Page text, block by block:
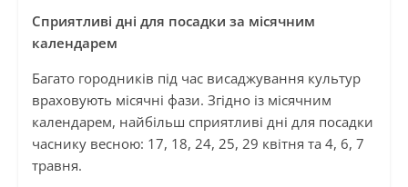
Сприятливі дні для посадки за місячним
календарем
Багато городників під час висаджування культур
враховують місячні фази. Згідно із місячним
календарем, найбільш сприятливі дні для посадки
часнику весною: 17, 18, 24, 25, 29 квітня та 4, 6, 7
травня.